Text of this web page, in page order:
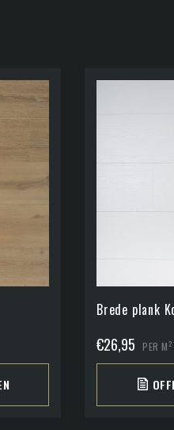
Brede plank
€26,95 PER M2